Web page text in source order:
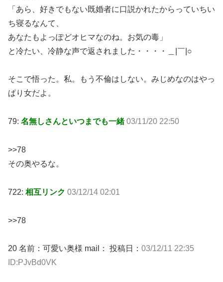
「あら、好きでもない既婚者に口説かれたからっていちい
ち寝るなんて、
あなたもよっぽどオヒマなのね。お気の毒」
と冷たい、冷静な声で返されました・・・・＿|￣|○
そこで悟った。私。もう不倫はしない。みじめなのはやっ
ぱり女だよ。
79: 名無しさんといつまでも一緒03/11/20 22:50
>>78
その奥やるな。
722: 相互リンク 03/12/14 02:01
>>78
20 名前：可愛い奥様 mail： 投稿日： 03/12/11 22:35
ID:PJvBd0VK